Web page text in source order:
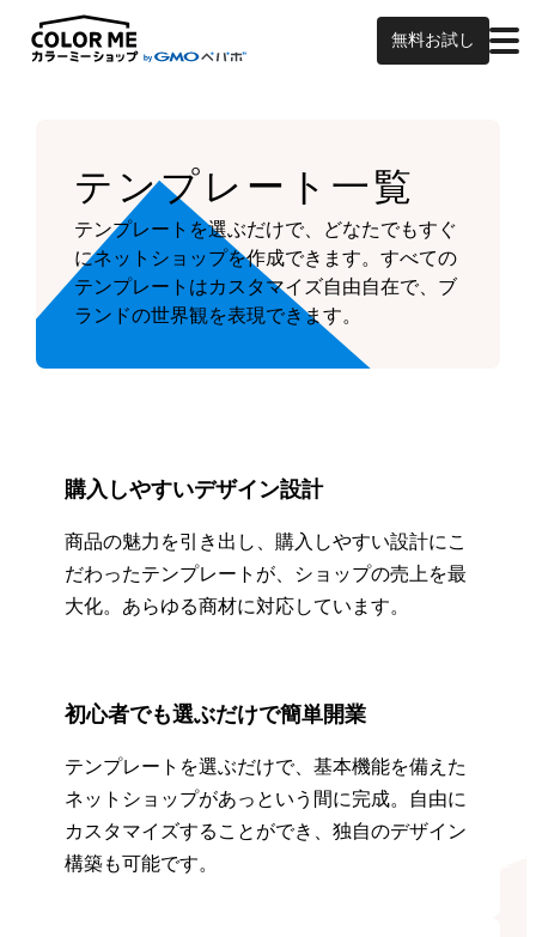
無料お試し
テンプレート一覧
テンプレートを選ぶだけで、どなたでもすぐ
にネットショップを作成できます。すべての
テンプレートはカスタマイズ自由自在で、ブ
ランドの世界観を表現できます。
購入しやすいデザイン設計
商品の魅力を引き出し、購入しやすい設計にこ
だわったテンプレートが、ショップの売上を最
大化。あらゆる商材に対応しています。
初心者でも選ぶだけで簡単開業
テンプレートを選ぶだけで、基本機能を備えた
ネットショップがあっという間に完成。自由に
カスタマイズすることができ、独自のデザイン
構築も可能です。